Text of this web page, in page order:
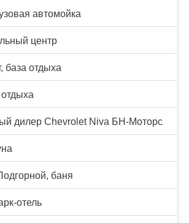
автомойка
центр
база отдыха
дилер Chevrolet Niva БН-Моторс
баня
отель